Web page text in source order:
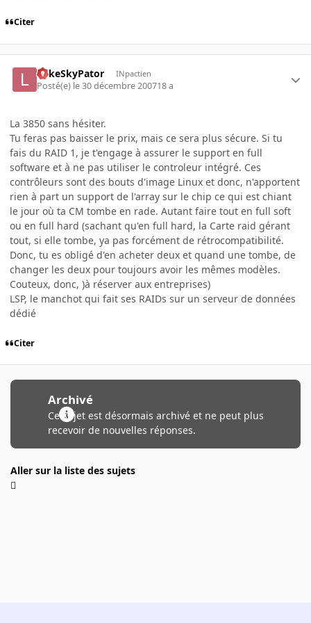
Citer
LukeSkyPator INpactien
Posté(e) le 30 décembre 200718 a
La 3850 sans hésiter.
Tu feras pas baisser le prix, mais ce sera plus sécure. Si tu
fais du RAID 1, je t'engage à assurer le support en full
software et à ne pas utiliser le controleur intégré. Ces
contrôleurs sont des bouts d'image Linux et donc, n'apportent
rien à part un support de l'array sur le chip ce qui est chiant
le jour où ta CM tombe en rade. Autant faire tout en full soft
ou en full hard (sachant qu'en full hard, la Carte raid gérant
tout, si elle tombe, ya pas forcément de rétrocompatibilité.
Donc, tu es obligé d'en acheter deux et quand une tombe, de
changer les deux pour toujours avoir les mêmes modèles.
Couteux, donc, )à réserver aux entreprises)
LSP, le manchot qui fait ses RAIDs sur un serveur de données
dédié
Citer
Archivé
Ce sujet est désormais archivé et ne peut plus
recevoir de nouvelles réponses.
Aller sur la liste des sujets